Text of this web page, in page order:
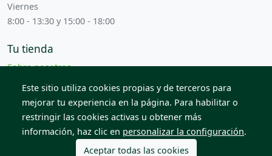
Viernes
8:00 - 13:30 y 15:00 - 18:00
Tu tienda
Sobre nosotros
Términos y condiciones
Contacta con nosotros
© 2026 Todos los derechos reservados. Venta de Piezas
2012 S.L.
Este sitio utiliza cookies propias y de terceros para
mejorar tu experiencia en la página. Para habilitar o
restringir las cookies activas u obtener más
información, haz clic en personalizar la configuración.
Aceptar todas las cookies